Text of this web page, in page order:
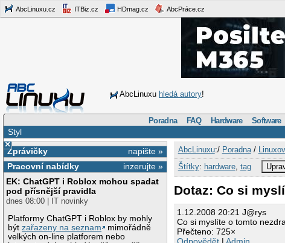
AbcLinuxu.cz ITBiz.cz HDmag.cz AbcPráce.cz
AbcLinuxu hledá autory!
Poradna FAQ Hardware Software
Styl
×
napište »
Zprávičky
inzerujte »
Pracovní nabídky
EK: ChatGPT i Roblox mohou spadat
pod přísnější pravidla
dnes 08:00 | IT novinky
Platformy ChatGPT i Roblox by mohly
býtzařazeny na seznam
mimořádně
velkých on-line platforem nebo
AbcLinuxu:/ Poradna/
Štítky: hardware, tag
Dotaz: Co si
1.12.2008 20:21 J@rys
Co si myslíte o tomto
Přečteno: 725×